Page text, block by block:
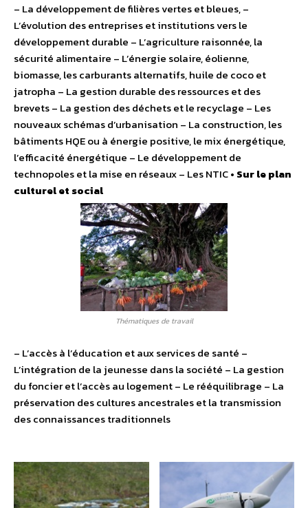
– La développement de filières vertes et bleues, –
L’évolution des entreprises et institutions vers le
développement durable – L’agriculture raisonnée, la
sécurité alimentaire – L’énergie solaire, éolienne,
biomasse, les carburants alternatifs, huile de coco et
jatropha – La gestion durable des ressources et des
brevets – La gestion des déchets et le recyclage – Les
nouveaux schémas d’urbanisation – La construction, les
bâtiments HQE ou à énergie positive, le mix énergétique,
l’efficacité énergétique – Le développement de
technopoles et la mise en réseaux – Les NTIC • Sur le plan
culturel et social
Thématiques de travail
– L’accès à l’éducation et aux services de santé –
L’intégration de la jeunesse dans la société – La gestion
du foncier et l’accès au logement – Le rééquilibrage – La
préservation des cultures ancestrales et la transmission
des connaissances traditionnels